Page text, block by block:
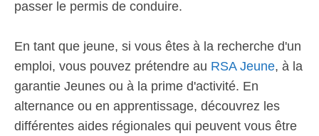
passer le permis de conduire.
En tant que jeune, si vous êtes à la recherche d'un
emploi, vous pouvez prétendre au RSA Jeune, à la
garantie Jeunes ou à la prime d'activité. En
alternance ou en apprentissage, découvrez les
différentes aides régionales qui peuvent vous être